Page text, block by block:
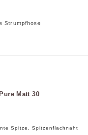
Strumpfhose
Matt 30
Spitze, Spitzenflachnaht